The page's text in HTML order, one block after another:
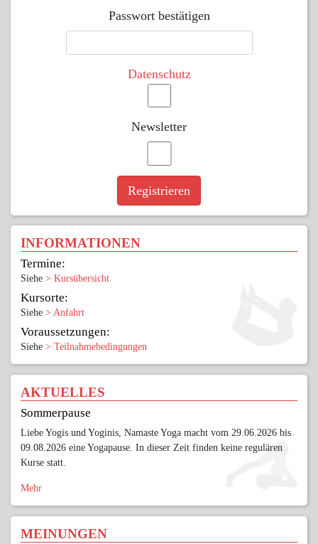
Passwort bestätigen
Datenschutz
Newsletter
Registrieren
INFORMATIONEN
Termine:
Siehe > Kursübersicht
Kursorte:
Siehe > Anfahrt
Voraussetzungen:
Siehe > Teilnahmebedingungen
AKTUELLES
Sommerpause
Liebe Yogis und Yoginis, Namaste Yoga macht vom 29.06.2026 bis
09.08.2026 eine Yogapause. In dieser Zeit finden keine regulären
Kurse statt.
Mehr
MEINUNGEN